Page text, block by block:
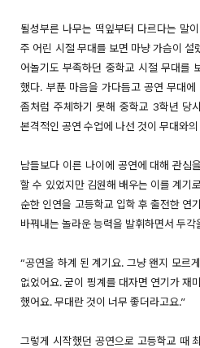
될성부른 나무는 떡잎부터 다르다는 말
주 어린 시절 무대를 보면 마냥 가슴이 설
어놀기도 부족하던 중학교 시절 무대를
했다. 부푼 마음을 가다듬고 공연 무대
좀처럼 주체하기 못해 중학교 3학년 당
본격적인 공연 수업에 나선 것이 무대와
남들보다 이른 나이에 공연에 대해 관심
할 수 있었지만 김원해 배우는 이를 계기
순한 인연을 고등학교 입학 후 출전한 연
바꿔내는 놀라운 능력을 발휘하면서 두각
“공연을 하계 된 계기요. 그냥 왠지 모르
없었어요. 굳이 핑계를 대자면 연기가 재
했어요. 무대란 것이 너무 좋더라고요.”
그렇게 시작했던 공연으로 고등학교 때